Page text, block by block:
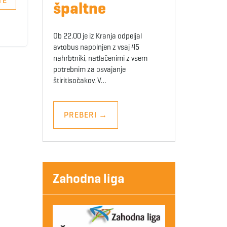
špaltne
Ob 22.00 je iz Kranja odpeljal
avtobus napolnjen z vsaj 45
nahrbtniki, natlačenimi z vsem
potrebnim za osvajanje
štiritisočakov. V…
PREBERI →
Zahodna liga